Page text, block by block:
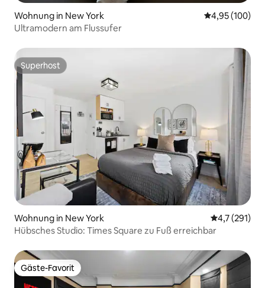
Wohnung in New York
4,95 (100)
Ultramodern am Flussufer
Superhost
Superhost
Wohnung in New York
4,7 (291)
Hübsches Studio: Times Square zu Fuß erreichbar
Gäste-Favorit
Gäste-Favorit